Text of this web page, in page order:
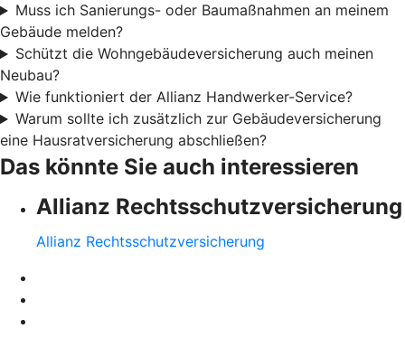
Muss ich Sanierungs- oder Baumaßnahmen an meinem
Gebäude melden?
Schützt die Wohngebäudeversicherung auch meinen
Neubau?
Wie funktioniert der Allianz Handwerker-Service?
Warum sollte ich zusätzlich zur Gebäudeversicherung
eine Hausratversicherung abschließen?
Das könnte Sie auch interessieren
Allianz Rechtsschutzversicherung
Allianz Rechtsschutzversicherung